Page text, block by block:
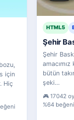
için
Hiç
HTML5
Şehir
Şehir
amacımız
bütün
şeki…
17042
%64 beğeni